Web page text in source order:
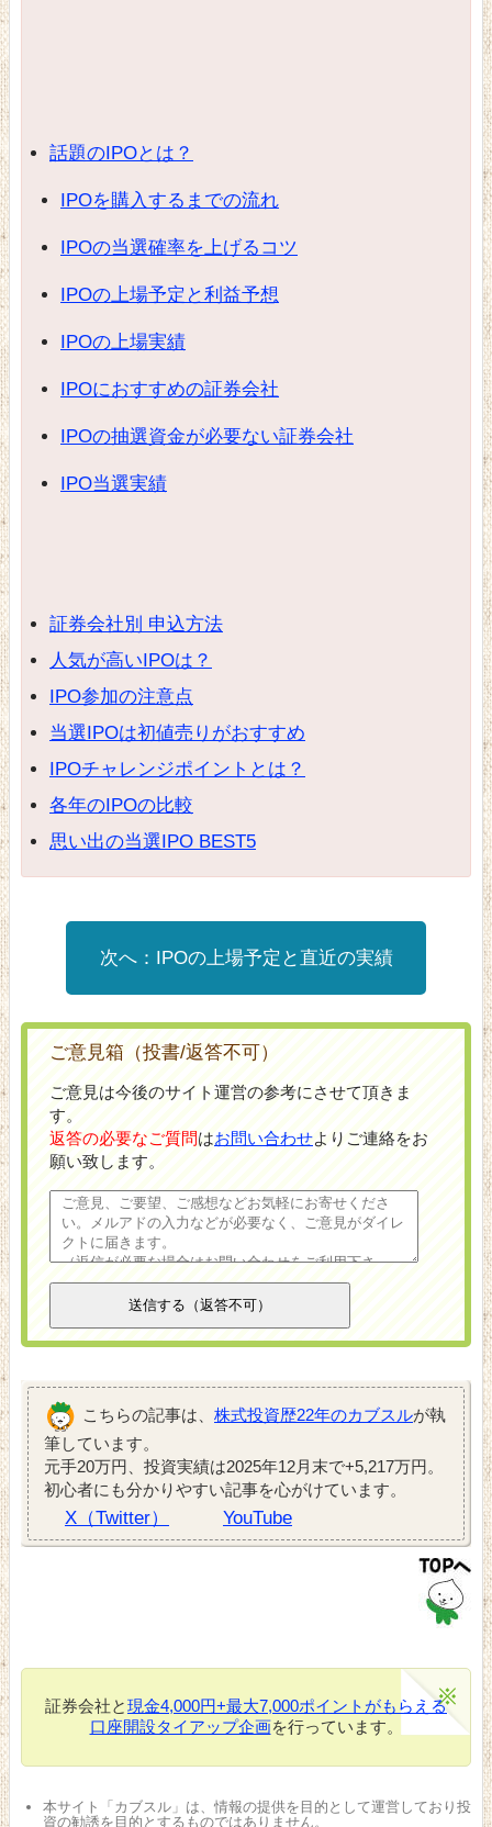
話題のIPOとは？
IPOを購入するまでの流れ
IPOの当選確率を上げるコツ
IPOの上場予定と利益予想
IPOの上場実績
IPOにおすすめの証券会社
IPOの抽選資金が必要ない証券会社
IPO当選実績
証券会社別 申込方法
人気が高いIPOは？
IPO参加の注意点
当選IPOは初値売りがおすすめ
IPOチャレンジポイントとは？
各年のIPOの比較
思い出の当選IPO BEST5
IPOの上場予定と直近の実績
ご意見箱（投書/返答不可）
ご意見は今後のサイト運営の参考にさせて頂きま
す。
返答の必要なご質問はお問い合わせよりご連絡をお
願い致します。
こちらの記事は、 株式投資歴22年のカブスルが執
筆しています。
元手20万円、投資実績は2025年12月末で+5,217万円。
初心者にも分かりやすい記事を心がけています。
X（Twitter） YouTube
証券会社と現金4,000円+最大7,000ポイントがもらえる
口座開設タイアップ企画を行っています。
本サイト「カブスル」は、情報の提供を目的として運営しており投
資の勧誘を目的とするものではありません。